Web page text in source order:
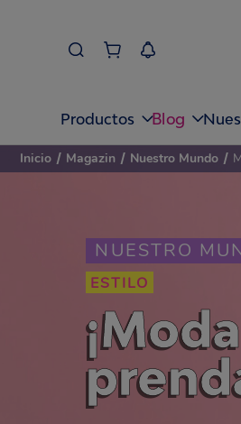
Productos Blog
NUESTRO
ESTILO
Inicio / Magazin / Nuestro Mundo /